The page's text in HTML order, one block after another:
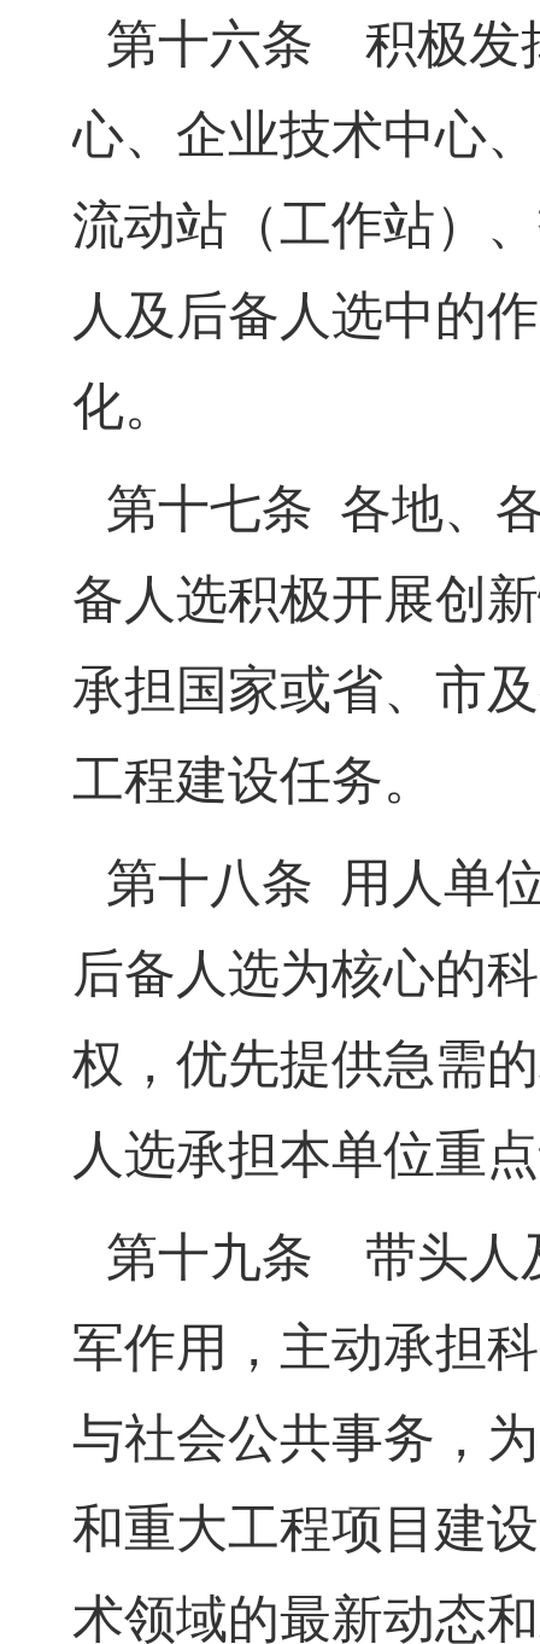
第十六条 积极发
心、企业技术中心
流动站（工作站）
人及后备人选中的
化。
第十七条 各地、
备人选积极开展创
承担国家或省、市
工程建设任务。
第十八条 用人单
后备人选为核心的
权，优先提供急需
人选承担本单位重
第十九条 带头人
军作用，主动承担
与社会公共事务，
和重大工程项目建
术领域的最新动态